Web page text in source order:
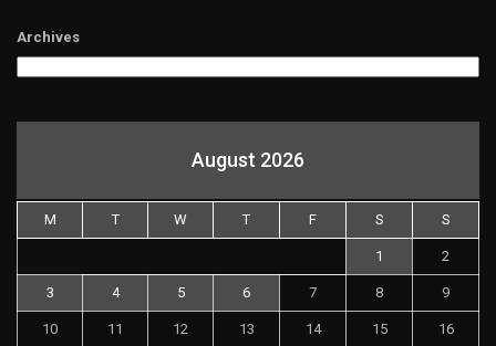
Archives
August 2026
M T W T F S S
1 2
3 4 5 6 7 8 9
10 11 12 13 14 15 16